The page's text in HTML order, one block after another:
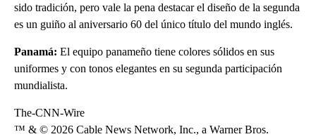
sido tradición, pero vale la pena destacar el diseño de la segunda
es un guiño al aniversario 60 del único título del mundo inglés.
Panamá: El equipo panameño tiene colores sólidos en sus
uniformes y con tonos elegantes en su segunda participación
mundialista.
The-CNN-Wire
™ & © 2026 Cable News Network, Inc., a Warner Bros.